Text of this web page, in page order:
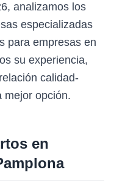
analizamos los
especializadas
para empresas en
su experiencia,
calidad-
mejor opción.
en